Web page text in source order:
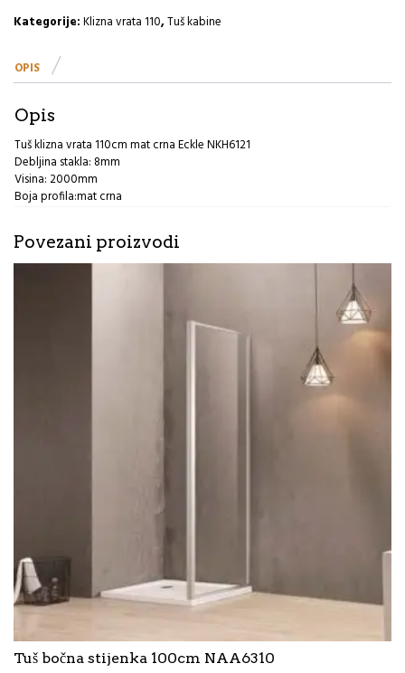
mat
crna
Eckle
Kategorije:Klizna vrata 110,Tuš kabine
OPIS
Opis
Tuš klizna vrata 110cm mat crna Eckle NKH6121
Debljina stakla: 8mm
Visina: 2000mm
Boja profila:mat crna
Povezani proizvodi
Tuš bočna stijenka 100cm NAA6310